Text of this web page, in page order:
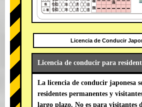
Licencia de Conducir
Licencia de conducir para
La licencia de conducir japonesa
residentes permanentes y
largo plazo. No es para visitantes